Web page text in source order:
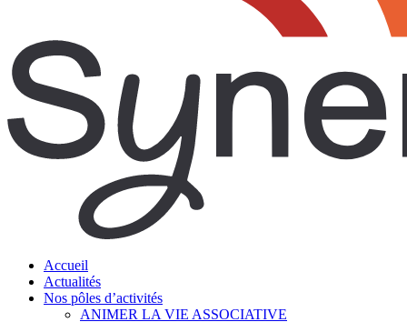
search
Menu
Accueil
Actualités
Nos pôles d’activités
ANIMER LA VIE ASSOCIATIVE